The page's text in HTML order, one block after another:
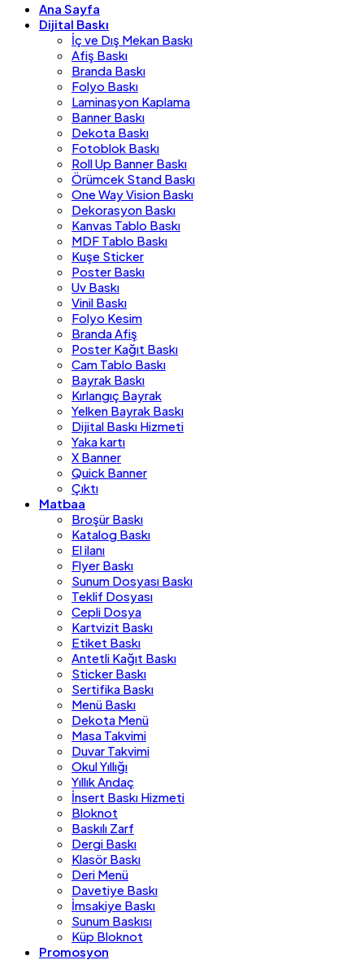
Ana Sayfa
Dijital Baskı
İç ve Dış Mekan Baskı
Afiş Baskı
Branda Baskı
Folyo Baskı
Laminasyon Kaplama
Banner Baskı
Dekota Baskı
Fotoblok Baskı
Roll Up Banner Baskı
Örümcek Stand Baskı
One Way Vision Baskı
Dekorasyon Baskı
Kanvas Tablo Baskı
MDF Tablo Baskı
Kuşe Sticker
Poster Baskı
Uv Baskı
Vinil Baskı
Folyo Kesim
Branda Afiş
Poster Kağıt Baskı
Cam Tablo Baskı
Bayrak Baskı
Kırlangıç Bayrak
Yelken Bayrak Baskı
Dijital Baskı Hizmeti
Yaka kartı
X Banner
Quick Banner
Çıktı
Matbaa
Broşür Baskı
Katalog Baskı
El ilanı
Flyer Baskı
Sunum Dosyası Baskı
Teklif Dosyası
Cepli Dosya
Kartvizit Baskı
Etiket Baskı
Antetli Kağıt Baskı
Sticker Baskı
Sertifika Baskı
Menü Baskı
Dekota Menü
Masa Takvimi
Duvar Takvimi
Okul Yıllığı
Yıllık Andaç
İnsert Baskı Hizmeti
Bloknot
Baskılı Zarf
Dergi Baskı
Klasör Baskı
Deri Menü
Davetiye Baskı
İmsakiye Baskı
Sunum Baskısı
Küp Bloknot
Promosyon